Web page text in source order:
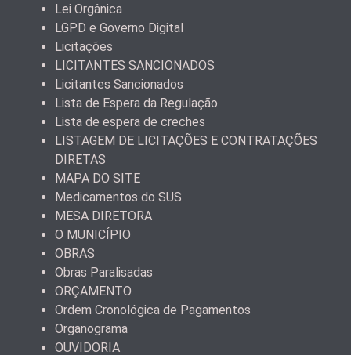
Lei Orgânica
LGPD e Governo Digital
Licitações
LICITANTES SANCIONADOS
Licitantes Sancionados
Lista de Espera da Regulação
Lista de espera de creches
LISTAGEM DE LICITAÇÕES E CONTRATAÇÕES
DIRETAS
MAPA DO SITE
Medicamentos do SUS
MESA DIRETORA
O MUNICÍPIO
OBRAS
Obras Paralisadas
ORÇAMENTO
Ordem Cronológica de Pagamentos
Organograma
OUVIDORIA